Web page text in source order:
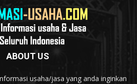
ABOUT US
usaha/jasa yang anda inginkan